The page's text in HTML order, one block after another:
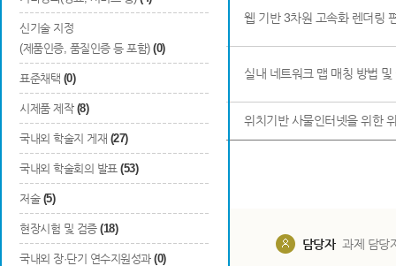
신기술 지정
(제품인증, 품질인증 등 포함) (0)
표준채택 (0)
시제품 제작 (8)
국내외 학술지 게재 (27)
국내외 학술회의 발표 (53)
저술 (5)
현장시험 및 검증 (18)
국내외 장·단기 연수지원성과 (0)
8 대한민국 등록 웹 기반 3차원 고속화 렌더링
9 대한민국 실내 네트워크 맵 매칭 방법
10 대한민국 출원 위치기반 사물인터넷을 위한
담당부서 해당 사업실 담당자 과제 담당